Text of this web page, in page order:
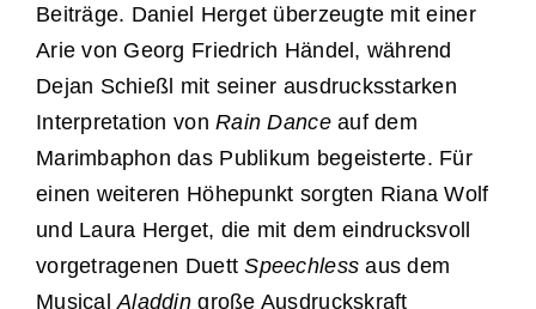
Beiträge. Daniel Herget überzeugte mit einer
Arie von Georg Friedrich Händel, während
Dejan Schießl mit seiner ausdrucksstarken
Interpretation vonRain Danceauf dem
Marimbaphon das Publikum begeisterte. Für
einen weiteren Höhepunkt sorgten Riana Wolf
und Laura Herget, die mit dem eindrucksvoll
vorgetragenen DuettSpeechless aus dem
MusicalAladdin große Ausdruckskraft